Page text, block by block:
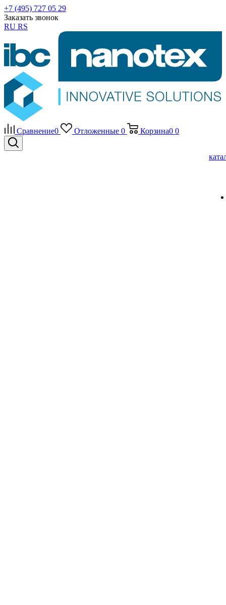
+7 (495) 727 05 29
Заказать звонок
RU RS
Сравнение0 Отложенные 0 Корзина0 0